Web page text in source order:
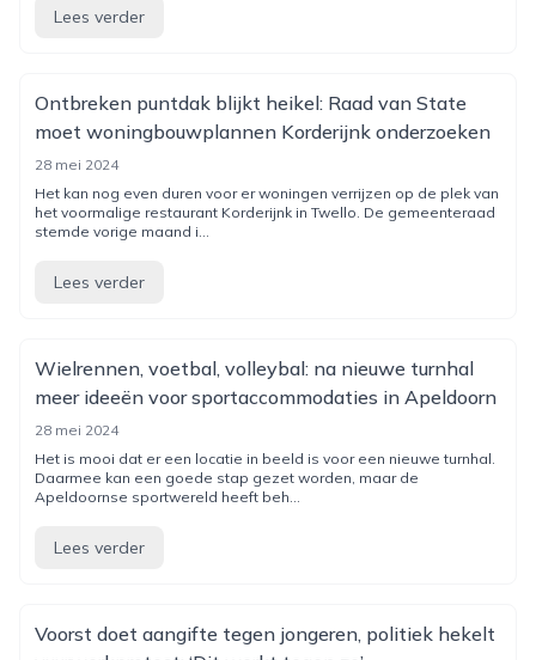
Lees verder
Ontbreken puntdak blijkt heikel: Raad van State
moet woningbouwplannen Korderijnk onderzoeken
28 mei 2024
Het kan nog even duren voor er woningen verrijzen op de plek van
het voormalige restaurant Korderijnk in Twello. De gemeenteraad
stemde vorige maand i...
Lees verder
Wielrennen, voetbal, volleybal: na nieuwe turnhal
meer ideeën voor sportaccommodaties in Apeldoorn
28 mei 2024
Het is mooi dat er een locatie in beeld is voor een nieuwe turnhal.
Daarmee kan een goede stap gezet worden, maar de
Apeldoornse sportwereld heeft beh...
Lees verder
Voorst doet aangifte tegen jongeren, politiek hekelt